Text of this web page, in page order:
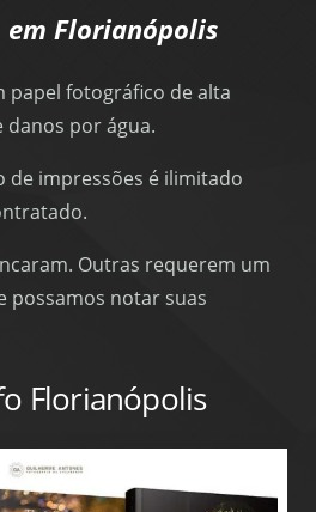
Florianópolis
papel fotográfico de alta
danos por água.
de impressões é ilimitado
Outras requerem um
possamos notar suas
Florianópolis